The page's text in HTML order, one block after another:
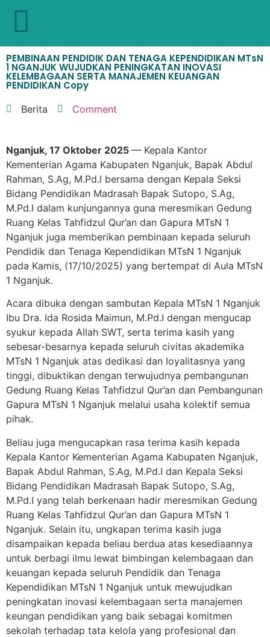
PEMBINAAN PENDIDIK DAN TENAGA KEPENDIDIKAN MTsN
1 NGANJUK WUJUDKAN PENINGKATAN INOVASI
KELEMBAGAAN SERTA MANAJEMEN KEUANGAN
PENDIDIKAN Copy
Berita Comment
Nganjuk, 17 Oktober 2025 — Kepala Kantor
Kementerian Agama Kabupaten Nganjuk, Bapak Abdul
Rahman, S.Ag, M.Pd.I bersama dengan Kepala Seksi
Bidang Pendidikan Madrasah Bapak Sutopo, S.Ag,
M.Pd.I dalam kunjungannya guna meresmikan Gedung
Ruang Kelas Tahfidzul Qur’an dan Gapura MTsN 1
Nganjuk juga memberikan pembinaan kepada seluruh
Pendidik dan Tenaga Kependidikan MTsN 1 Nganjuk
pada Kamis, (17/10/2025) yang bertempat di Aula MTsN
1 Nganjuk.
Acara dibuka dengan sambutan Kepala MTsN 1 Nganjuk
Ibu Dra. Ida Rosida Maimun, M.Pd.I dengan mengucap
syukur kepada Allah SWT, serta terima kasih yang
sebesar-besarnya kepada seluruh civitas akademika
MTsN 1 Nganjuk atas dedikasi dan loyalitasnya yang
tinggi, dibuktikan dengan terwujudnya pembangunan
Gedung Ruang Kelas Tahfidzul Qur’an dan Pembangunan
Gapura MTsN 1 Nganjuk melalui usaha kolektif semua
pihak.
Beliau juga mengucapkan rasa terima kasih kepada
Kepala Kantor Kementerian Agama Kabupaten Nganjuk,
Bapak Abdul Rahman, S.Ag, M.Pd.I dan Kepala Seksi
Bidang Pendidikan Madrasah Bapak Sutopo, S.Ag,
M.Pd.I yang telah berkenaan hadir meresmikan Gedung
Ruang Kelas Tahfidzul Qur’an dan Gapura MTsN 1
Nganjuk. Selain itu, ungkapan terima kasih juga
disampaikan kepada beliau berdua atas kesediaannya
untuk berbagi ilmu lewat bimbingan kelembagaan dan
keuangan kepada seluruh Pendidik dan Tenaga
Kependidikan MTsN 1 Nganjuk untuk mewujudkan
peningkatan inovasi kelembagaan serta manajemen
keungan pendidikan yang baik sebagai komitmen
sekolah terhadap tata kelola yang profesional dan